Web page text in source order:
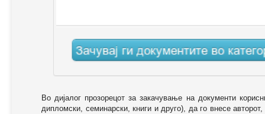
Во дијалог прозорецот за закачување на документи
дипломски, семинарски, книги и друго), да го внесе